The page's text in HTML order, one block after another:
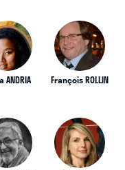
ANDRIA François ROLLIN